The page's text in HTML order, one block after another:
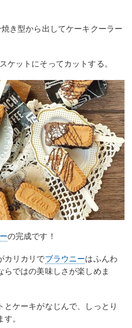
型から出してケーキクーラー
ットにそってカットする。
の完成です！
カリカリでブラウニーはふんわ
ではの美味しさが楽しめま
ケーキがなじんで、しっとり
。